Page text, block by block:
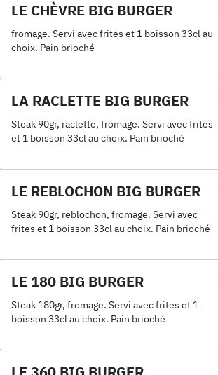
LE CHÈVRE BIG BURGER
fromage. Servi avec frites et 1 boisson 33cl au
choix. Pain brioché
LA RACLETTE BIG BURGER
Steak 90gr, raclette, fromage. Servi avec frites
et 1 boisson 33cl au choix. Pain brioché
LE REBLOCHON BIG BURGER
Steak 90gr, reblochon, fromage. Servi avec
frites et 1 boisson 33cl au choix. Pain brioché
LE 180 BIG BURGER
Steak 180gr, fromage. Servi avec frites et 1
boisson 33cl au choix. Pain brioché